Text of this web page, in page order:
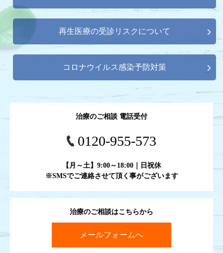
再生医療の受診リスクについて
コロナウイルス感染予防対策
治療のご相談はこちらから
メールフォームへ
治療のご相談 電話受付
0120-955-573
【月～土】9:00～18:00｜日祝休
※SMSでご連絡させて頂く事がございます